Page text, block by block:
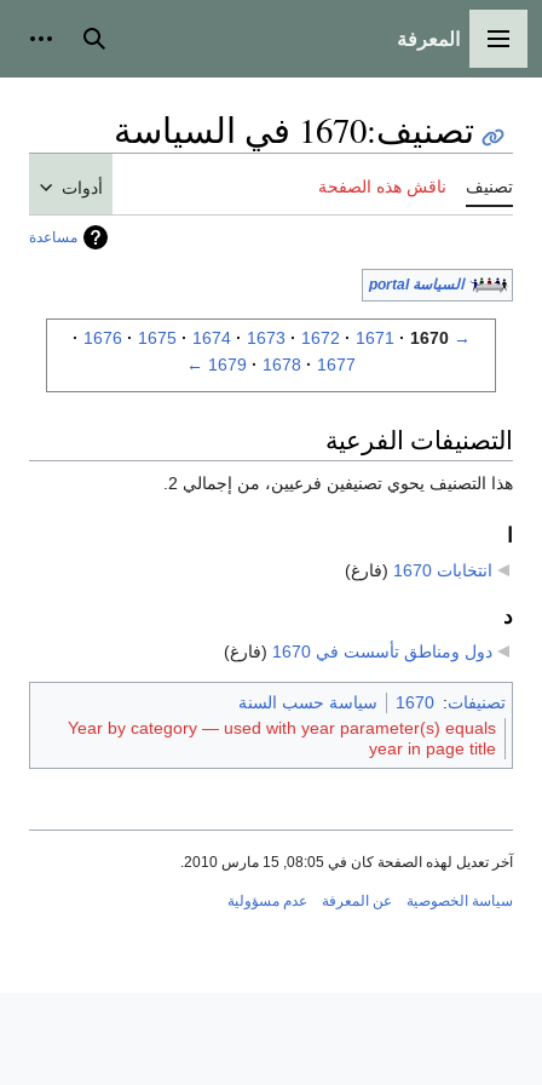
القائمة الرئيسية
المعرفة بحث
تصنيف:1670 في السياسة
تصنيف ناقش هذه الصفحة أدوات
مساعدة
السياسة portal
→
1670
1671
1672
1673
1674
1675
1676
1677
1678
1679
←
التصنيفات الفرعية
هذا التصنيف يحوي تصنيفين فرعيين، من إجمالي 2.
انتخابات 1670 (فارغ)
د
دول ومناطق تأسست في 1670 (فارغ)
تصنيفات:
1670
سياسة حسب السنة
Year by category — used with year parameter(s) equals
year in page title
آخر تعديل لهذه الصفحة كان في 08:05, 15 مارس 2010.
سياسة الخصوصية عن المعرفة عدم مسؤولية